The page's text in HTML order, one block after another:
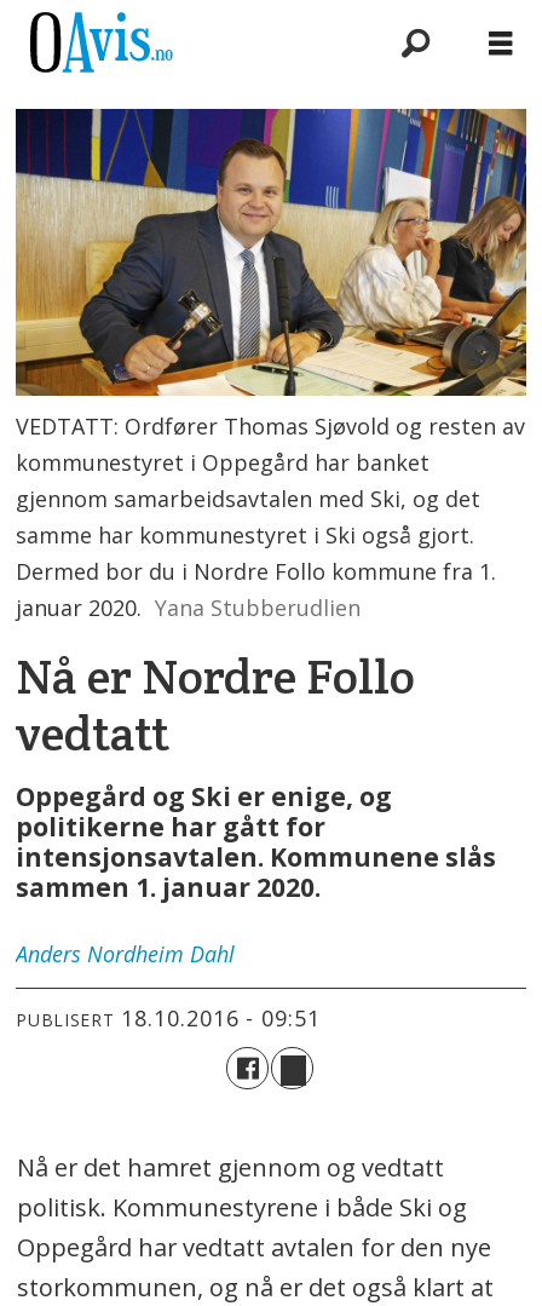
VEDTATT: Ordfører Thomas Sjøvold og resten av
kommunestyret i Oppegård har banket
gjennom samarbeidsavtalen med Ski, og det
samme har kommunestyret i Ski også gjort.
Dermed bor du i Nordre Follo kommune fra 1.
januar 2020. Yana Stubberudlien
Nå er Nordre Follo
vedtatt
Oppegård og Ski er enige, og
politikerne har gått for
intensjonsavtalen. Kommunene slås
sammen 1. januar 2020.
Anders Nordheim Dahl
PUBLISERT 18.10.2016 - 09:51
Nå er det hamret gjennom og vedtatt
politisk. Kommunestyrene i både Ski og
Oppegård har vedtatt avtalen for den nye
storkommunen, og nå er det også klart at